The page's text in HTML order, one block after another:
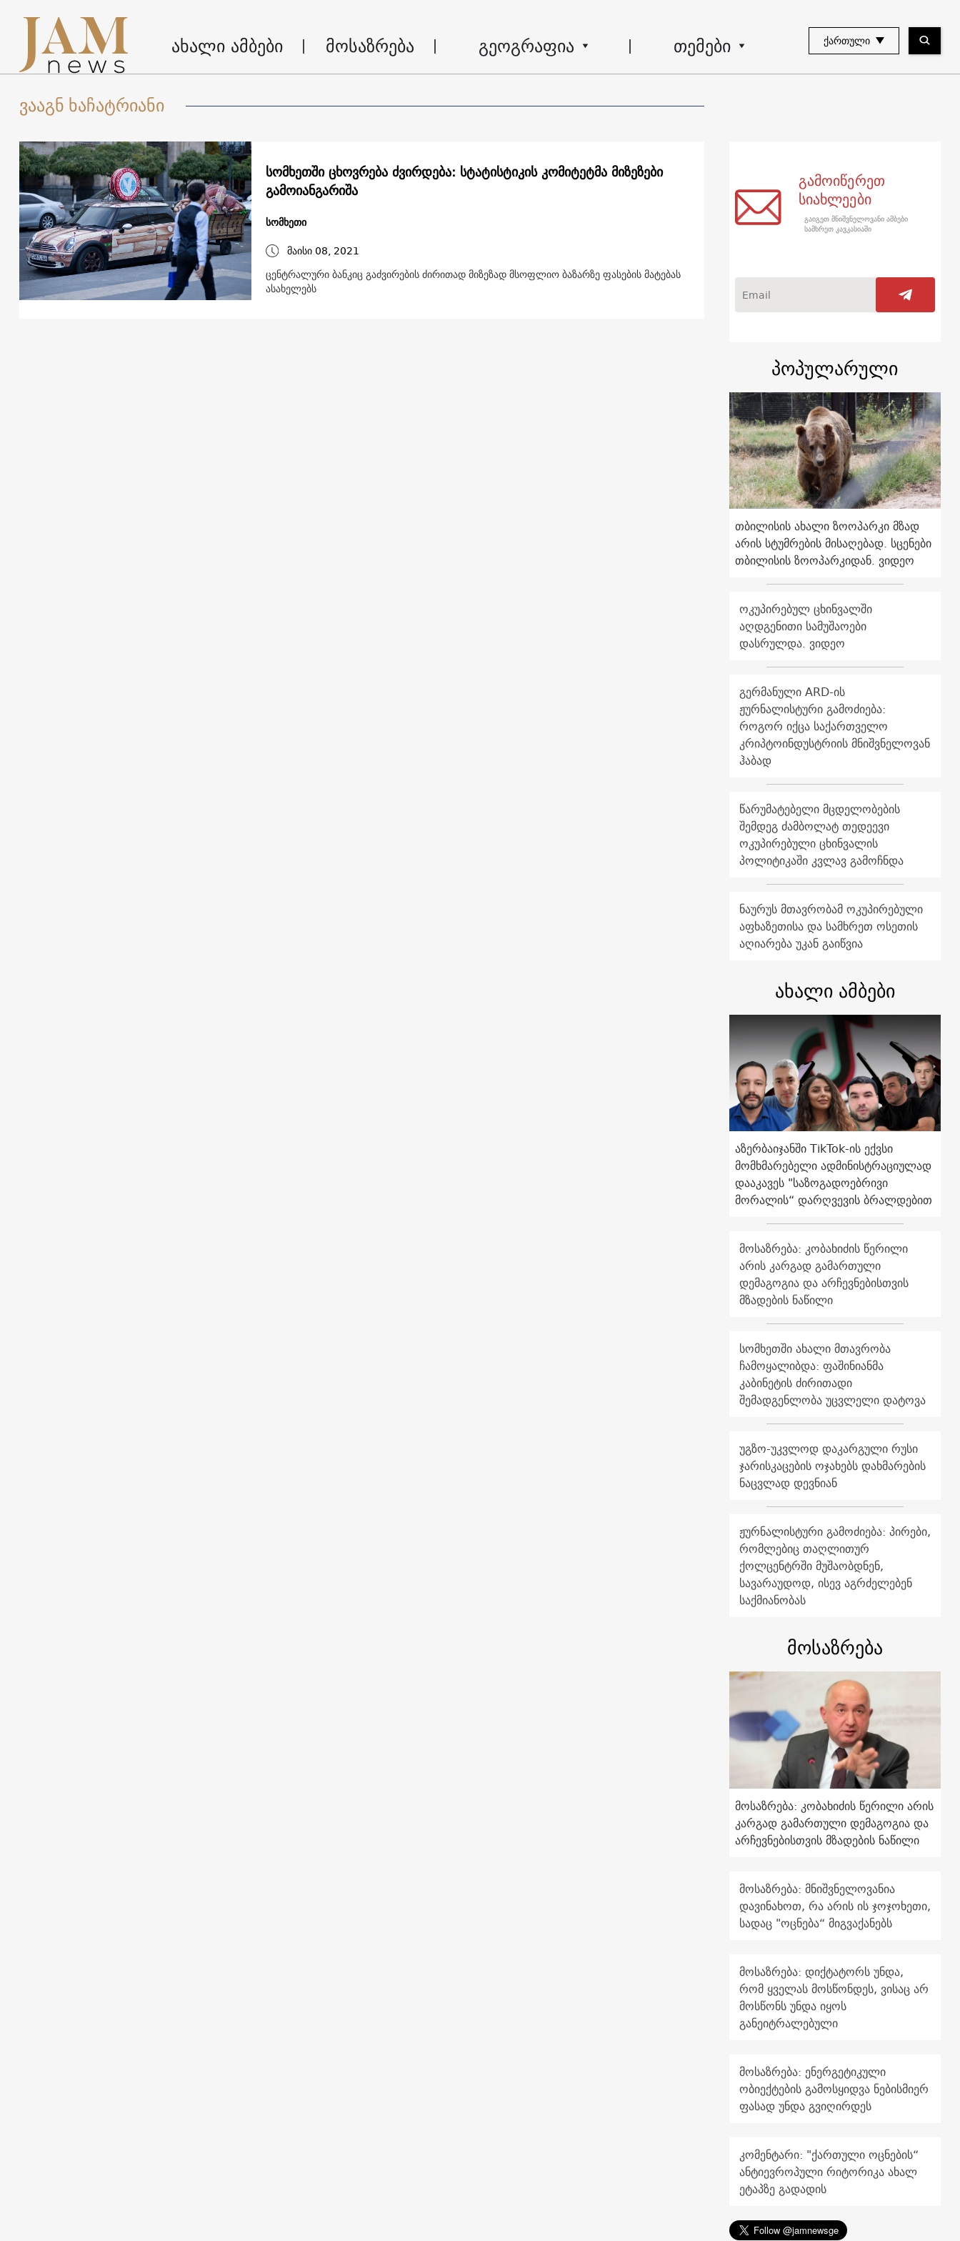
ახალი ამბები მოსაზრება გეოგრაფია თემები ᲥᲐᲠᲗᲣᲚᲘ
ვააგნ ხაჩატრიანი
სომხეთში ცხოვრება ძვირდება: სტატისტიკის კომიტეტმა მიზეზები
გამოიანგარიშა
სომხეთი
მაისი 08, 2021
ცენტრალური ბანკიც გაძვირების ძირითად მიზეზად მსოფლიო ბაზარზე ფასების მატებას
ასახელებს
გამოიწერეთ
სიახლეები
გაიგეთ მნიშვნელოვანი ამბები
სამხრეთ კავკასიაში
პოპულარული
თბილისის ახალი ზოოპარკი მზად
არის სტუმრების მისაღებად. სცენები
თბილისის ზოოპარკიდან. ვიდეო
ოკუპირებულ ცხინვალში
აღდგენითი სამუშაოები
დასრულდა. ვიდეო
გერმანული ARD-ის
ჟურნალისტური გამოძიება:
როგორ იქცა საქართველო
კრიპტოინდუსტრიის მნიშვნელოვან
ჰაბად
წარუმატებელი მცდელობების
შემდეგ ძამბოლატ თედეევი
ოკუპირებული ცხინვალის
პოლიტიკაში კვლავ გამოჩნდა
ნაურუს მთავრობამ ოკუპირებული
აფხაზეთისა და სამხრეთ ოსეთის
აღიარება უკან გაიწვია
ახალი ამბები
აზერბაიჯანში TikTok-ის ექვსი
მომხმარებელი ადმინისტრაციულად
დააკავეს "საზოგადოებრივი
მორალის“ დარღვევის ბრალდებით
მოსაზრება: კობახიძის წერილი
არის კარგად გამართული
დემაგოგია და არჩევნებისთვის
მზადების ნაწილი
სომხეთში ახალი მთავრობა
ჩამოყალიბდა: ფაშინიანმა
კაბინეტის ძირითადი
შემადგენლობა უცვლელი დატოვა
უგზო-უკვლოდ დაკარგული რუსი
ჯარისკაცების ოჯახებს დახმარების
ნაცვლად დევნიან
ჟურნალისტური გამოძიება: პირები,
რომლებიც თაღლითურ
ქოლცენტრში მუშაობდნენ,
სავარაუდოდ, ისევ აგრძელებენ
საქმიანობას
მოსაზრება
მოსაზრება: კობახიძის წერილი არის
კარგად გამართული დემაგოგია და
არჩევნებისთვის მზადების ნაწილი
მოსაზრება: მნიშვნელოვანია
დავინახოთ, რა არის ის ჯოჯოხეთი,
სადაც "ოცნება“ მიგვაქანებს
მოსაზრება: დიქტატორს უნდა,
რომ ყველას მოსწონდეს, ვისაც არ
მოსწონს უნდა იყოს
განეიტრალებული
მოსაზრება: ენერგეტიკული
ობიექტების გამოსყიდვა ნებისმიერ
ფასად უნდა გვიღირდეს
კომენტარი: "ქართული ოცნების“
ანტიევროპული რიტორიკა ახალ
ეტაპზე გადადის